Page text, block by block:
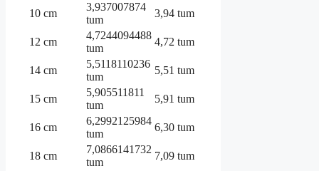
10 cm
3,937007874
tum
3,94 tum
12 cm
4,7244094488
tum
4,72 tum
14 cm
5,5118110236
tum
5,51 tum
15 cm
5,905511811
tum
5,91 tum
16 cm
6,2992125984
tum
6,30 tum
18 cm
7,0866141732
tum
7,09 tum